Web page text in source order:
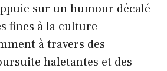
sur un humour décalé
fines à la culture
à travers des
haletantes et des